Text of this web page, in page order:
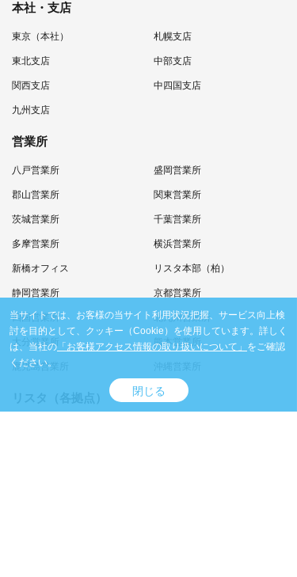
本社・支店
東京（本社） 札幌支店
東北支店 中部支店
関西支店 中四国支店
九州支店
営業所
八戸営業所 盛岡営業所
郡山営業所 関東営業所
茨城営業所 千葉営業所
多摩営業所 横浜営業所
新橋オフィス リスタ本部（柏）
静岡営業所 京都営業所
四国営業所 北九州営業所
大分営業所 熊本営業所
鹿児島営業所
当サイトでは、お客様の当サイト利用状況把握、サービス向上検
討を目的として、クッキー（Cookie）を使用しています。 詳しく
は、当社の 「お客様アクセス情報の取り扱いについて」 をご確認
ください。
閉じる